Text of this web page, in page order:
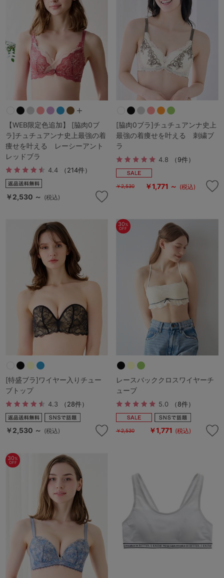
【WEB限定色追加】 [脇肉0ブ
ラ]チュチュアンナ史上最強の着
痩せを叶える レーシーアント
レッドブラ
4.4 （214件）
￥2,530 ～ (税込)
[脇肉0ブラ]チュチュアンナ史上
最強の着痩せを叶える 刺繍ブ
ラ
4.8 （9件）
￥2,530 ￥1,771 ～ (税込)
[特盛ブラ]ワイヤー入りチュー
ブトップ
4.3 （28件）
￥2,530 ～ (税込)
30%
OFF
レースバッククロスワイヤーチ
ューブ
5.0 （8件）
￥2,530 ￥1,771 (税込)
30%
OFF